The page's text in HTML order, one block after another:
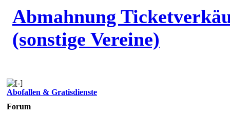
Abmahnung
(sonstige Vereine)
Abofallen & Gratisdienste
Forum